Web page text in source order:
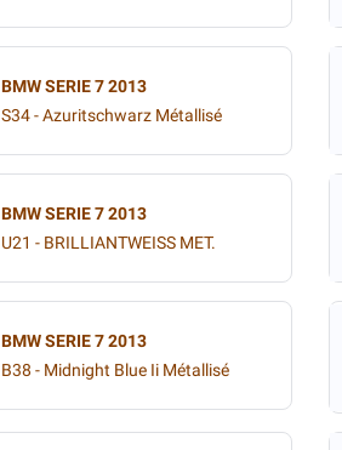
BMW SERIE 7 2013
S34 - Azuritschwarz Métallisé
BMW SERIE 7 2013
U21 - BRILLIANTWEISS MET.
BMW SERIE 7 2013
B38 - Midnight Blue Ii Métallisé